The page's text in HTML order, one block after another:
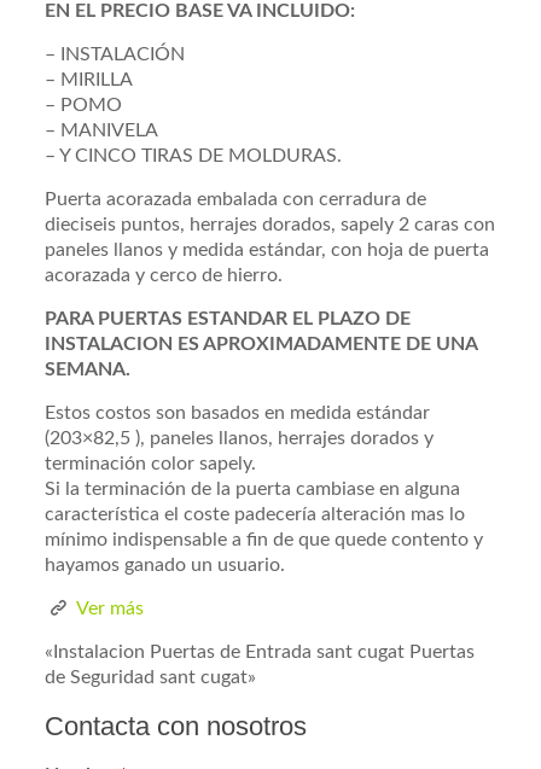
EN EL PRECIO BASE VA INCLUIDO:
– INSTALACIÓN
– MIRILLA
– POMO
– MANIVELA
– Y CINCO TIRAS DE MOLDURAS.
Puerta acorazada embalada con cerradura de
dieciseis puntos, herrajes dorados, sapely 2 caras con
paneles llanos y medida estándar, con hoja de puerta
acorazada y cerco de hierro.
PARA PUERTAS ESTANDAR EL PLAZO DE
INSTALACION ES APROXIMADAMENTE DE UNA
SEMANA.
Estos costos son basados en medida estándar
(203×82,5 ), paneles llanos, herrajes dorados y
terminación color sapely.
Si la terminación de la puerta cambiase en alguna
característica el coste padecería alteración mas lo
mínimo indispensable a fin de que quede contento y
hayamos ganado un usuario.
Ver más
«Instalacion Puertas de Entrada sant cugat Puertas
de Seguridad sant cugat»
Contacta con nosotros